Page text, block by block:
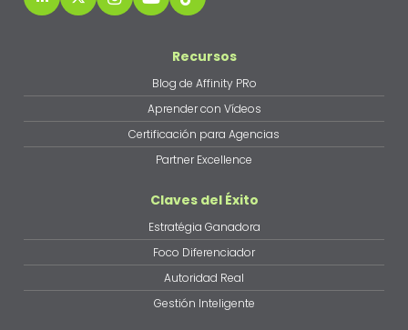
Recursos
Blog de Affinity PRo
Aprender con Vídeos
Certificación para Agencias
Partner Excellence
Claves del Éxito
Estratégia Ganadora
Foco Diferenciador
Autoridad Real
Gestión Inteligente